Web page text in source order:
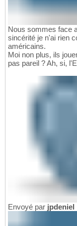
Nous sommes face
sincérité je n'ai rien
américains.
Moi non plus, ils
pas pareil ? Ah, si,
Envoyé par jpdeniel